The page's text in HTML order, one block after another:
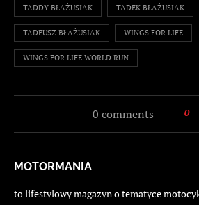
TADDY BŁAŻUSIAK TADEK BŁAŻUSIAK
TADEUSZ BŁAŻUSIAK WINGS FOR LIFE
WINGS FOR LIFE WORLD RUN
0 comments 0
MOTORMANIA
to lifestylowy magazyn o tematyce